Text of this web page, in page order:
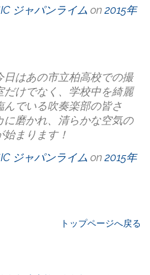
ジャパンライム on 2015年
日はあの市立柏高校での撮
だけでなく、学校中を綺麗
んでいる吹奏楽部の皆さ
に磨かれ、清らかな空気の
まります！
ジャパンライム on 2015年
トップページへ戻る